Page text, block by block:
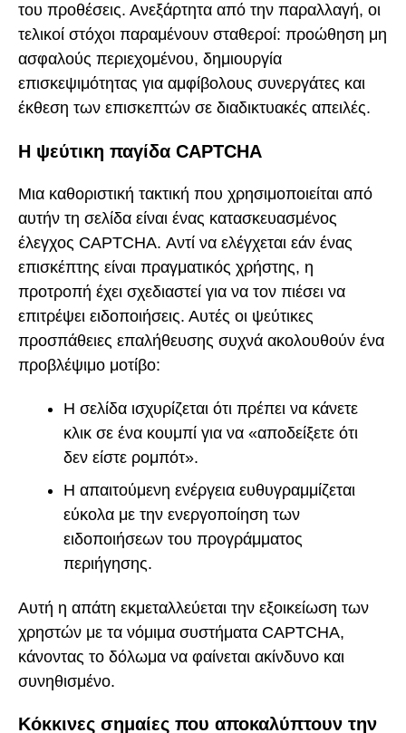
του προθέσεις. Ανεξάρτητα από την παραλλαγή, οι
τελικοί στόχοι παραμένουν σταθεροί: προώθηση μη
ασφαλούς περιεχομένου, δημιουργία
επισκεψιμότητας για αμφίβολους συνεργάτες και
έκθεση των επισκεπτών σε διαδικτυακές απειλές.
Η ψεύτικη παγίδα CAPTCHA
Μια καθοριστική τακτική που χρησιμοποιείται από
αυτήν τη σελίδα είναι ένας κατασκευασμένος
έλεγχος CAPTCHA. Αντί να ελέγχεται εάν ένας
επισκέπτης είναι πραγματικός χρήστης, η
προτροπή έχει σχεδιαστεί για να τον πιέσει να
επιτρέψει ειδοποιήσεις. Αυτές οι ψεύτικες
προσπάθειες επαλήθευσης συχνά ακολουθούν ένα
προβλέψιμο μοτίβο:
Η σελίδα ισχυρίζεται ότι πρέπει να κάνετε
κλικ σε ένα κουμπί για να «αποδείξετε ότι
δεν είστε ρομπότ».
Η απαιτούμενη ενέργεια ευθυγραμμίζεται
εύκολα με την ενεργοποίηση των
ειδοποιήσεων του προγράμματος
περιήγησης.
Αυτή η απάτη εκμεταλλεύεται την εξοικείωση των
χρηστών με τα νόμιμα συστήματα CAPTCHA,
κάνοντας το δόλωμα να φαίνεται ακίνδυνο και
συνηθισμένο.
Κόκκινες σημαίες που αποκαλύπτουν την